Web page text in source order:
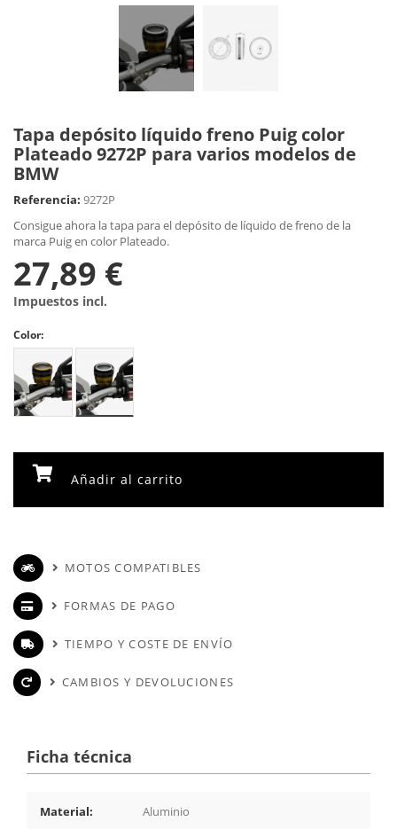
Tapa depósito líquido freno Puig color
Plateado 9272P para varios modelos de
BMW
Referencia: 9272P
Consigue ahora la tapa para el depósito de líquido de freno de la
marca Puig en color Plateado.
27,89 €
Impuestos incl.
Color:
Añadir al carrito
MOTOS COMPATIBLES
FORMAS DE PAGO
TIEMPO Y COSTE DE ENVÍO
CAMBIOS Y DEVOLUCIONES
Ficha técnica
Material: Aluminio